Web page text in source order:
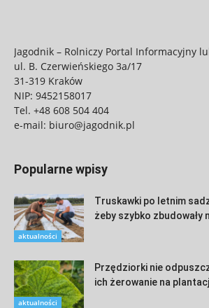
Jagodnik – Rolniczy Portal Informacyjny
ul. B. Czerwieńskiego 3a/17
31-319 Kraków
NIP: 9452158017
Tel. +48 608 504 404
e-mail: biuro@jagodnik.pl
Popularne wpisy
aktualności
Truskawki po letnim
żeby szybko zbudowały
aktualności
Przędziorki nie
ich żerowanie na